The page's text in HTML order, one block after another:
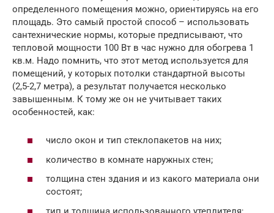
определенного помещения можно, ориентируясь на его
площадь. Это самый простой способ – использовать
сантехнические нормы, которые предписывают, что
тепловой мощности 100 Вт в час нужно для обогрева 1
кв.м. Надо помнить, что этот метод используется для
помещений, у которых потолки стандартной высоты
(2,5-2,7 метра), а результат получается несколько
завышенным. К тому же он не учитывает таких
особенностей, как:
число окон и тип стеклопакетов на них;
количество в комнате наружных стен;
толщина стен здания и из какого материала они
состоят;